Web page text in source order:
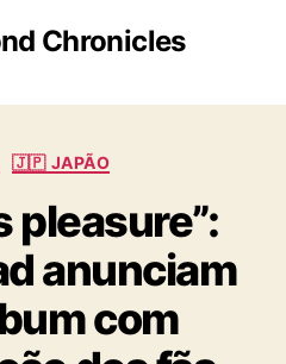
A
N
R
A
Chronicles
C
t
g
o
r
i
🇯🇵 JAPÃO
pleasure”:
anunciam
com